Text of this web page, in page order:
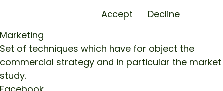
Accept
Decline
Marketing
Set of techniques which have for object the
commercial strategy and in particular the market
study.